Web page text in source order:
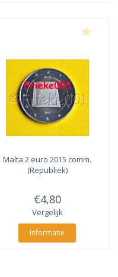
Malta 2 euro 2015 comm.
(Republiek)
€4,80
Vergelijk
Informatie